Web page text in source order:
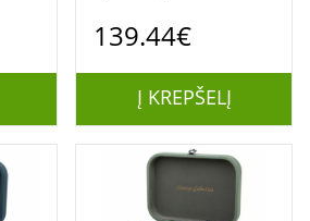
|
139.44€
Į KREPŠELĮ